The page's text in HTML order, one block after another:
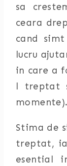
sa
ceara
cand
lucru
in care a
l treptat
momente).
Stima de
treptat,
esential